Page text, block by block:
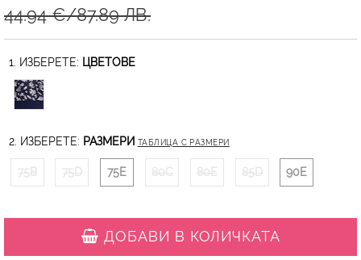
44.94 €/87.89 ЛВ.
1. ИЗБЕРЕТЕ: ЦВЕТОВЕ
2. ИЗБЕРЕТЕ: РАЗМЕРИ ТАБЛИЦА С РАЗМЕРИ
75B 75D 75E 80C 80E 85D 90E
ДОБАВИ В КОЛИЧКАТА